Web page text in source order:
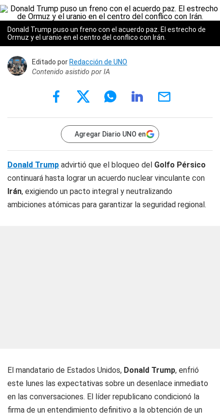
Donald Trump puso un freno con el acuerdo paz. El estrecho de
Ormuz y el uranio en el centro del conflico con Irán.
Editado porRedacción de UNO
Contenido asistido por IA
Agregar Diario UNO en
Donald Trump advirtió que el bloqueo del Golfo Pérsico
continuará hasta lograr un acuerdo nuclear vinculante con
Irán, exigiendo un pacto integral y neutralizando
ambiciones atómicas para garantizar la seguridad regional.
El mandatario de Estados Unidos, Donald Trump, enfrió
este lunes las expectativas sobre un desenlace inmediato
en las conversaciones. El líder republicano condicionó la
firma de un entendimiento definitivo a la obtención de un